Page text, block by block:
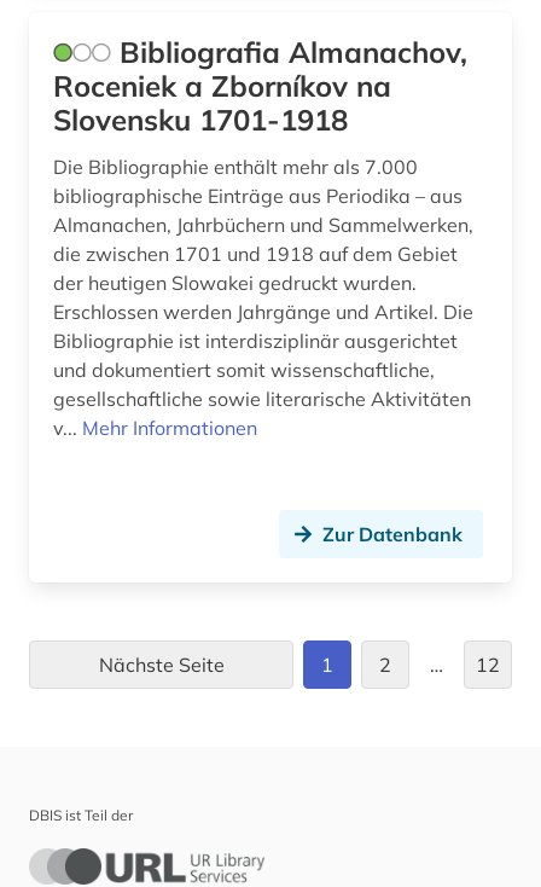
literaturwissenschaften (1)
logik (1)
marine biogeochmie (1)
marine geosysteme (1)
maritime meteorologie (1)
markenzeichen (1)
maschinelles sehen (1)
medienwissenschaft (2)
medizin (24)
Bibliografia Almanachov,
Roceniek a Zborníkov na
Slovensku 1701-1918
Die Bibliographie enthält mehr als 7.000
bibliographische Einträge aus Periodika – aus
Almanachen, Jahrbüchern und Sammelwerken,
die zwischen 1701 und 1918 auf dem Gebiet
der heutigen Slowakei gedruckt wurden.
Erschlossen werden Jahrgänge und Artikel. Die
Bibliographie ist interdisziplinär ausgerichtet
und dokumentiert somit wissenschaftliche,
gesellschaftliche sowie literarische Aktivitäten
v... Mehr Informationen
Zur Datenbank
Nächste Seite 1 2 … 12
DBIS ist Teil der